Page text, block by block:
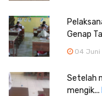
Genap
04 Juni
Setelah
mengik...